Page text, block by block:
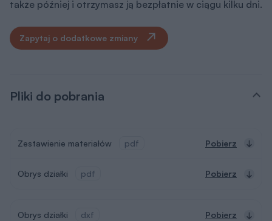
także później i otrzymasz ją bezpłatnie w ciągu kilku dni.
Zapytaj o dodatkowe zmiany
Pliki do pobrania
Zestawienie materiałów pdf Pobierz
Obrys działki pdf Pobierz
Obrys działki dxf Pobierz